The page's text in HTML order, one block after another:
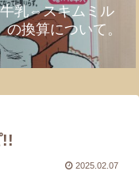
牛乳⇔スキムミル
の換算について。
!!
2025.02.07